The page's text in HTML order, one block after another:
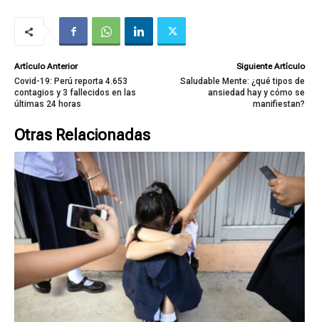
Artículo Anterior
Covid-19: Perú reporta 4.653
contagios y 3 fallecidos en las
últimas 24 horas
Siguiente Artículo
Saludable Mente: ¿qué tipos de
ansiedad hay y cómo se
manifiestan?
Otras Relacionadas